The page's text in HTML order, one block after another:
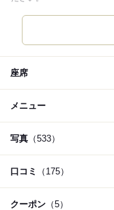
座席
メニュー
写真 （533）
口コミ （175）
クーポン （5）